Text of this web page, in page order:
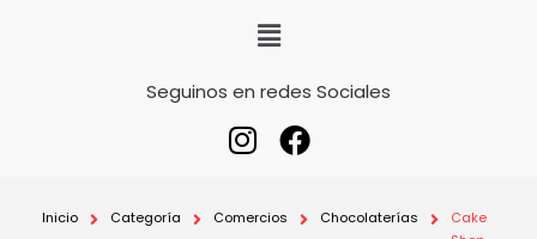
Seguinos en redes Sociales
Inicio Categoría Comercios Chocolaterías
Cake